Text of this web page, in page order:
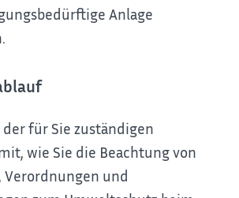
Anlage
für Sie zuständigen
wie Sie die Beachtung von
Verordnungen und